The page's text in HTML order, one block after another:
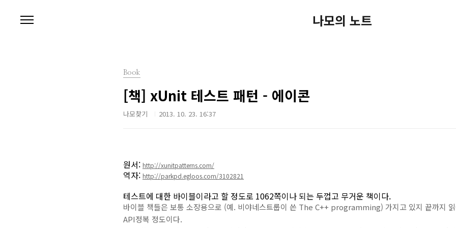
나모의 노트
Book
[책] xUnit 테스트 패턴 - 에이콘
나모찾기 2013. 10. 23. 16:37
원서: http://xunitpatterns.com/
역자: http://parkpd.egloos.com/3102821
테스트에 대한 바이블이라고 할 정도로 1062쪽이나 되는 두껍고 무거운 책이다.
바이블 책들은 보통 소장용으로 (예. 비야네스트룹이 쓴 The C++ programming) 가지고 있지 끝까지
API정복 정도이다.